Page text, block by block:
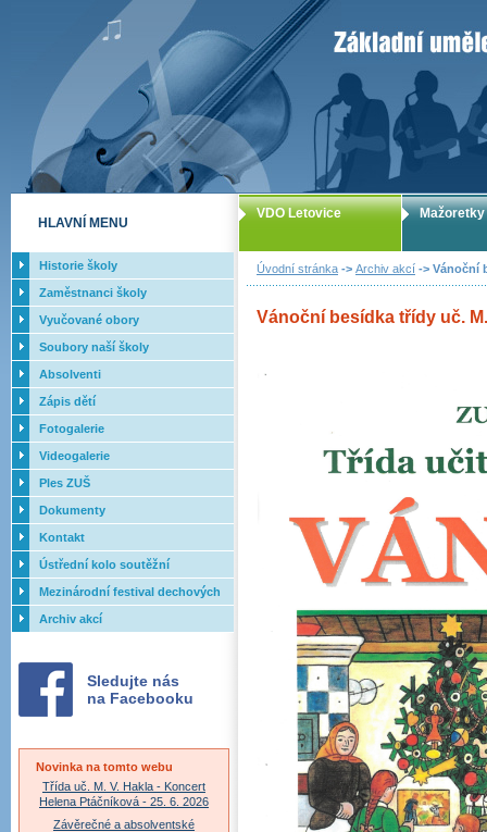
ZUŠ Letovice
Úvodní stránka -> Archiv akcí -> Vánoční
Vánoční besídka třídy uč.
VDO Letovice Mažoretky
HLAVNÍ MENU
Historie školy
Zaměstnanci školy
Vyučované obory
Soubory naší školy
Absolventi
Zápis dětí
Fotogalerie
Videogalerie
Ples ZUŠ
Dokumenty
Kontakt
Ústřední kolo soutěžní
přehlídky dechových orchestrů
ZUŠ - 2017
Mezinárodní festival dechových
orchestrů - Letovice
Archiv akcí
Sledujte nás
na Facebooku
Novinka na tomto webu
Třída uč. M. V. Hakla - Koncert
Helena Ptáčníková - 25. 6. 2026
Závěrečné a absolventské